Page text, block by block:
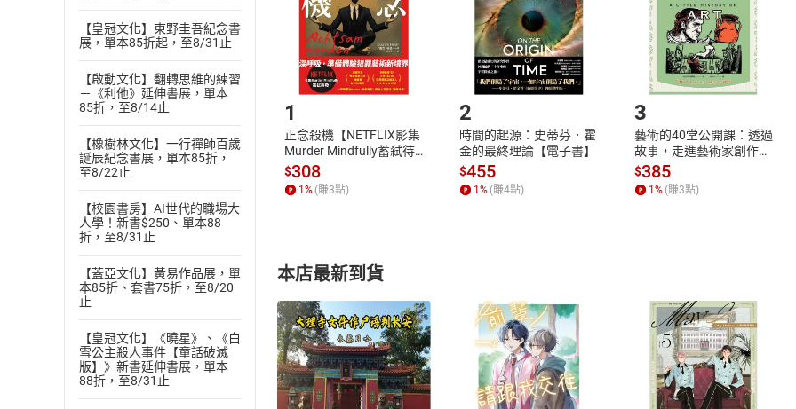
【皇冠文化】東野圭吾紀念書
展，單本85折起，至8/31止
【啟動文化】翻轉思維的練習
－《利他》延伸書展，單本
85折，至8/14止
【橡樹林文化】一行禪師百歲
誕辰紀念書展，單本85折，
至8/22止
【校園書房】AI世代的職場大
人學！新書$250、單本88
折，至8/31止
【蓋亞文化】黃易作品展，單
本85折、套書75折，至8/20
止
【皇冠文化】《曉星》、《白
雪公主殺人事件【童話破滅
版】》新書延伸書展，單本
88折，至8/31止
請注意，樂天市場須以整筆訂單為單位進行取消/退貨，恕無法以單支商品取
購書後，如何開始使用？
Step1.選擇閱讀載具 Step2.登入
付款方式 退換貨規範
1
正念殺機【NETFLIX影集
Murder Mindfully蓄弒待
發】【電子書】
$308
1 % (賺3點)
2
時間的起源：史蒂芬．霍
金的最終理論【電子書】
$455
1 % (賺4點)
3
藝術的40堂公開課：透過
故事，走進藝術家創作現
場，看藝術如何誕生、如
何形塑人類生活【電子
書】
$385
1 % (賺3點)
本店最新到貨